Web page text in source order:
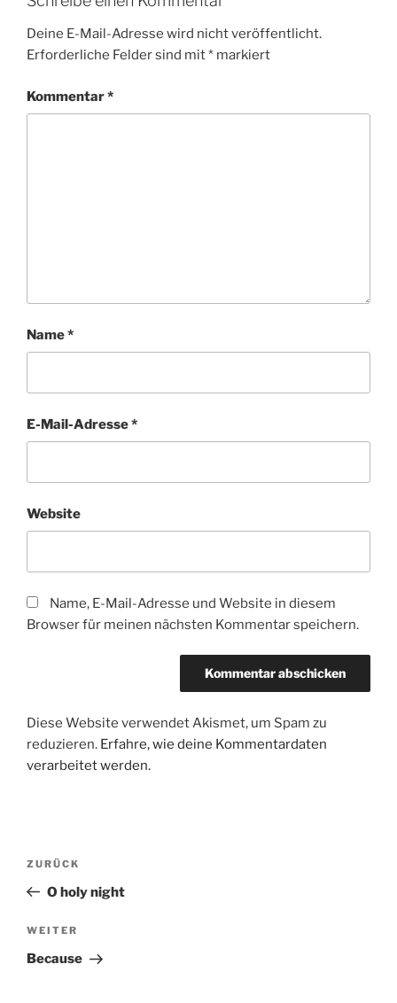
Deine E-Mail-Adresse wird nicht veröffentlicht.
Erforderliche Felder sind mit* markiert
Kommentar*
Name*
E-Mail-Adresse*
Website
Name, E-Mail-Adresse und Website in diesem
Browser für meinen nächsten Kommentar speichern.
Diese Website verwendet Akismet, um Spam zu
reduzieren. Erfahre, wie deine Kommentardaten
verarbeitet werden.
Beitragsnavigation
Vorheriger
Beitrag
ZURÜCK
O holy night
Nächster
Beitrag
WEITER
Because